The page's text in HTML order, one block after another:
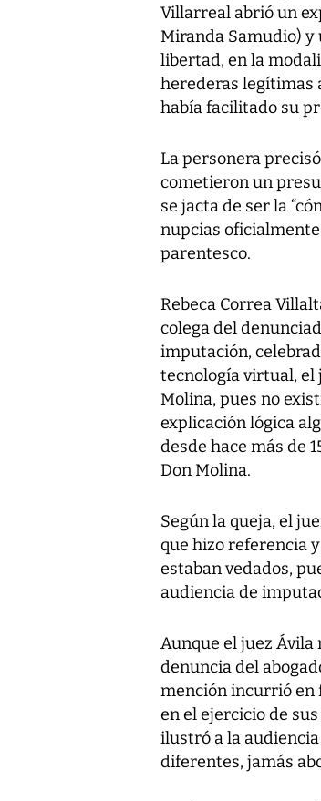
Villarreal abrió un
Miranda Samudio)
libertad, en la
herederas legítimas
había facilitado su
La personera
cometieron un
se jacta de ser la
nupcias
parentesco.
Rebeca Correa
colega del
imputación,
tecnología virtual, el
Molina, pues no
explicación lógica
desde hace más de
Don Molina.
Según la queja, el
que hizo referencia
estaban vedados,
audiencia de
Aunque el juez Ávila
denuncia del
mención incurrió en
en el ejercicio de
ilustró a la
diferentes, jamás